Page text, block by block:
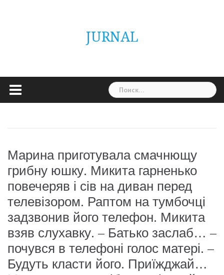
JURNAL
Найти:
Марина приготувала смачнющу
грибну юшку. Микита гарненько
повечеряв і сів на диван перед
телевізором. Раптом на тумбочці
задзвонив його телефон. Микита
взяв слухавку. – Батько заслаб… –
почувся в телефоні голос матері. –
Будуть класти його. Приїжджай…